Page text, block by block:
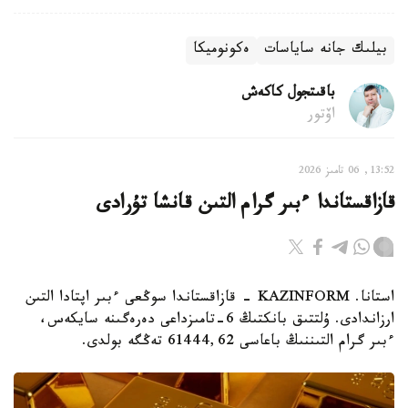
بيلىك جانە ساياسات ەكونوميكا
باقىتجول كاكەش
اۆتور
13:52, 06 تامىز 2026
قازاقستاندا ءبىر گرام التىن قانشا تۇرادى
استانا. KAZINFORM - قازاقستاندا سوڭعى ءبىر اپتادا التىن
ارزاندادى. ۇلتتىق بانكتىڭ 6-تامىزداعى دەرەگىنە سايكەس،
ءبىر گرام التىننىڭ باعاسى 61444,62 تەڭگە بولدى.